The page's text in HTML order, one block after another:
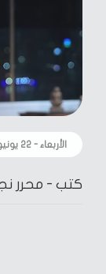
الأربعاء - ٢٢ يونيو ٢٠٢٢
كتب - محرر